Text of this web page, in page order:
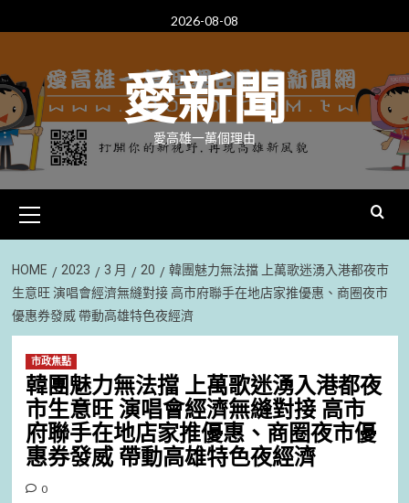
to
2026-08-08
愛新聞
愛高雄一萬個理由
Menu
HOME 2023 3 月 20
韓團魅力無法擋 上萬歌迷湧入港都夜市
生意旺 演唱會經濟無縫對接 高市府聯手在地店家推優惠、商圈夜市
優惠券發威 帶動高雄特色夜經濟
市政焦點
韓團魅力無法擋 上萬歌迷湧入港都夜
市生意旺 演唱會經濟無縫對接 高市
府聯手在地店家推優惠、商圈夜市優
惠券發威 帶動高雄特色夜經濟
0